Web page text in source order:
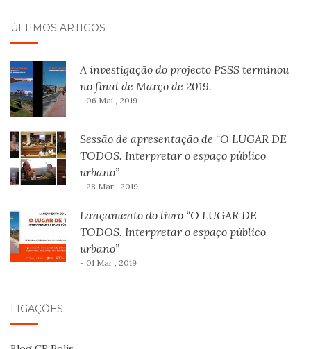
ÚLTIMOS ARTIGOS
A investigação do projecto PSSS terminou
no final de Março de 2019.
- 06 Mai , 2019
Sessão de apresentação de “O LUGAR DE
TODOS. Interpretar o espaço público
urbano”
- 28 Mar , 2019
Lançamento do livro “O LUGAR DE
TODOS. Interpretar o espaço público
urbano”
- 01 Mar , 2019
LIGAÇÕES